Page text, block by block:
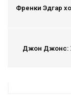
Френки Эдгар
Джон Джонс: